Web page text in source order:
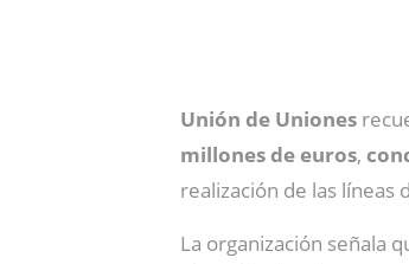
Unión de Uniones
millones de euros,
realización de las líneas
La organización señala